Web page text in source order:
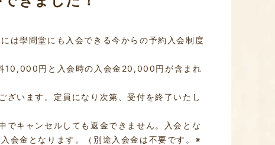
は學問堂にも入会できる今からの予約入会制度
10,000円と入会時の入会金20,000円が含まれ
ざいます。定員になり次第、受付を終了いたし
でキャンセルしても返金できません。入会とな
会金となります。（別途入会金は不要です。※